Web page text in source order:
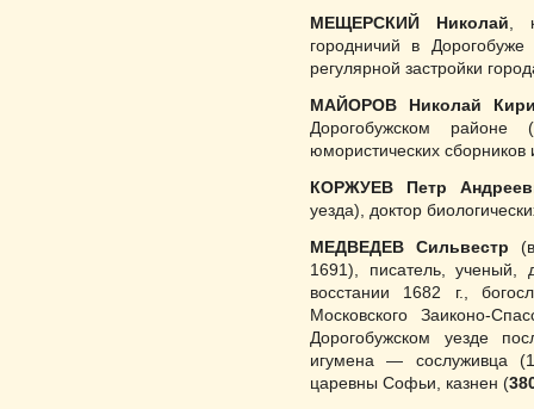
МЕЩЕРСКИЙ Николай ,
городничий в
регулярной застройки
МАЙОРОВ Николай
Дорогобужском районе
юмористических сборников
КОРЖУЕВ Петр
уезда), доктор
МЕДВЕДЕВ Сильвестр
1691), писатель, ученый,
восстании 1682 г.,
Московского Заиконо-
Дорогобужском уезде
игумена — сослу­живца
царевны Софьи, казнен (